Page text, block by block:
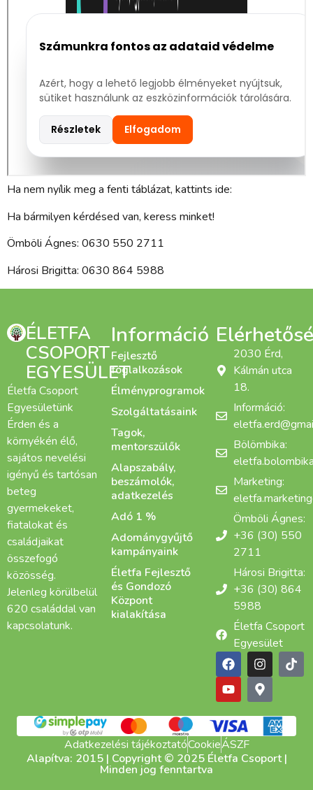
Ha nem nyílik meg a fenti táblázat, kattints ide:
Ha bármilyen kérdésed van, keress minket!
Ömböli Ágnes: 0630 550 2711
Hárosi Brigitta: 0630 864 5988
ÉLETFA
CSOPORT
EGYESÜLET
Életfa Csoport
Egyesületünk
Érden és a
környékén élő,
sajátos nevelési
igényű és tartósan
beteg
gyermekeket,
fiatalokat és
családjaikat
összefogó
közösség.
Jelenleg körülbelül
620 családdal van
kapcsolatunk.
Információ
Fejlesztő
foglalkozások
Élményprogramok
Szolgáltatásaink
Tagok,
mentorszülők
Alapszabály,
beszámolók,
adatkezelés
Adó 1 %
Adománygyűjtő
kampányaink
Életfa Fejlesztő
és Gondozó
Központ
kialakítása
2030 Érd,
Kálmán utca
18.
Információ:
Bölömbika:
Marketing:
Ömböli Ágnes:
+36 (30) 550
2711
Hárosi Brigitta:
+36 (30) 864
5988
Életfa Csoport
Egyesület
Adatkezelési tájékoztatóCookieÁSZF
Alapítva: 2015 | Copyright © 2025 Életfa Csoport |
Minden jog fenntartva